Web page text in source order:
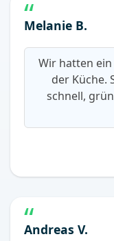
Melanie B.
Wir hatten
der Küche.
schnell,
Andreas V.